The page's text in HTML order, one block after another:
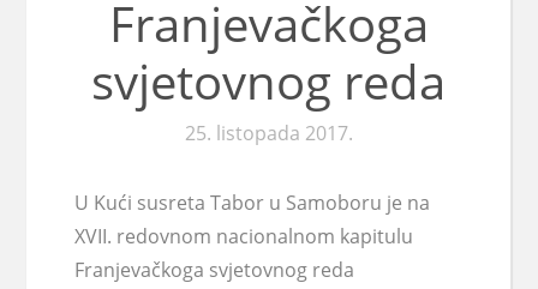
Franjevačkoga
svjetovnog reda
25. listopada 2017.
U Kući susreta Tabor u Samoboru je na
XVII. redovnom nacionalnom kapitulu
Franjevačkoga svjetovnog reda